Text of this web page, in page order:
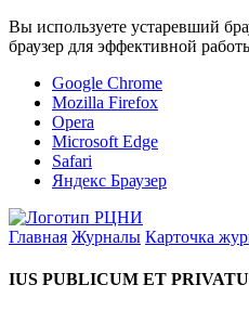
Вы используете устаревший
браузер для эффективной
Google Chrome
Mozilla Firefox
Opera
Microsoft Edge
Safari
Яндекс Браузер
Главная Журналы Карточка
IUS PUBLICUM ET